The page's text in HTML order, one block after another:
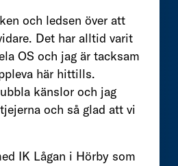
och ledsen över att
Det har alltid varit
OS och jag är tacksam
här hittills.
känslor och jag
och så glad att vi
IK Lågan i Hörby som